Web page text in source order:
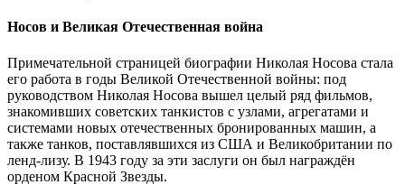
Носов и Великая Отечественная война
Примечательной страницей биографии Николая Носова стала
его работа в годы Великой Отечественной войны: под
руководством Николая Носова вышел целый ряд фильмов,
знакомивших советских танкистов с узлами, агрегатами и
системами новых отечественных бронированных машин, а
также танков, поставлявшихся из США и Великобритании по
ленд-лизу. В 1943 году за эти заслуги он был награждён
орденом Красной Звезды.